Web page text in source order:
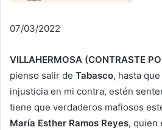
07/03/2022
VILLAHERMOSA (CONTRASTE
pienso salir de Tabasco, hasta
injusticia en mi contra, estén
tiene que verdaderos mafiosos
María Esther Ramos Reyes, quien